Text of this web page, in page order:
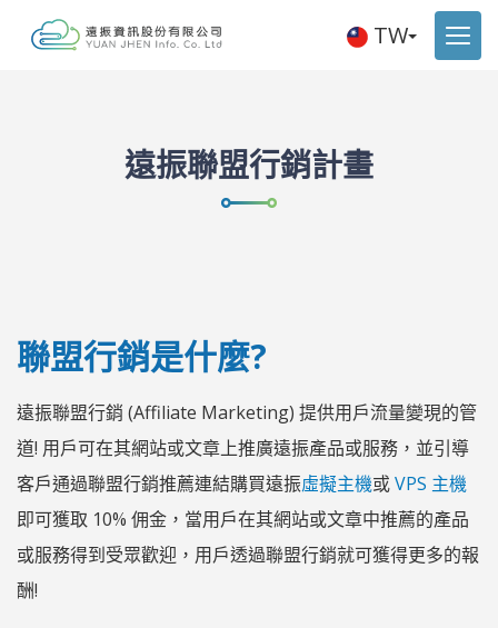
TW
遠振聯盟行銷計畫
聯盟行銷是什麼?
遠振聯盟行銷 (Affiliate Marketing) 提供用戶流量變現的管
道! 用戶可在其網站或文章上推廣遠振產品或服務，並引導
客戶通過聯盟行銷推薦連結購買遠振虛擬主機或VPS 主機
即可獲取 10% 佣金，當用戶在其網站或文章中推薦的產品
或服務得到受眾歡迎，用戶透過聯盟行銷就可獲得更多的報
酬!